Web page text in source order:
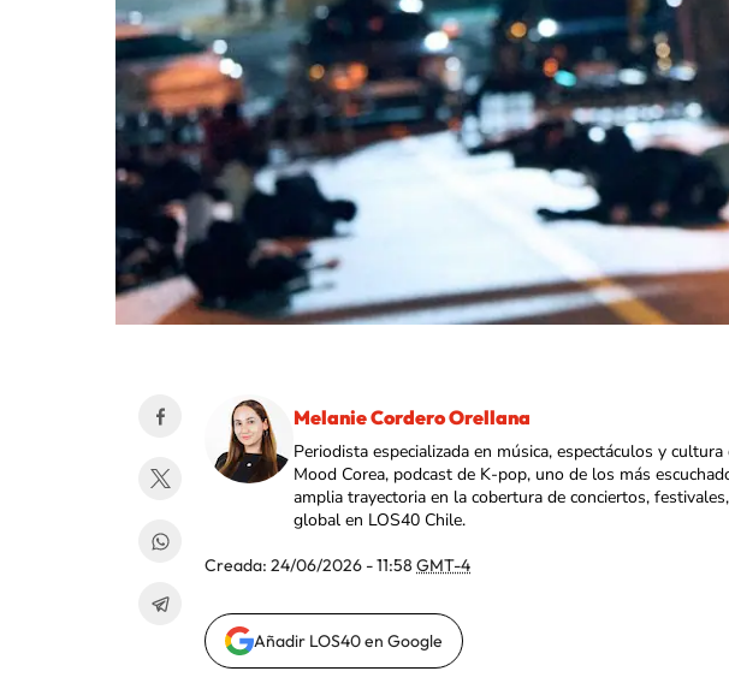
Melanie Cordero Orellana
Periodista especializada en música, espectáculos y
Mood Corea, podcast de K-pop, uno de los más
amplia trayectoria en la cobertura de conciertos,
global en LOS40 Chile.
Creada: 24/06/2026 - 11:58 GMT-4
Añadir LOS40 en Google